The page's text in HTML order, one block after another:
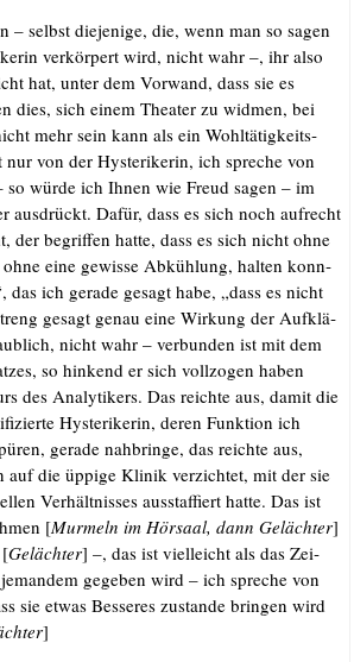
– selbst die­je­ni­ge, die, wenn man so sagen
ver­kör­pert wird, nicht wahr –, ihr also
hat, unter dem Vor­wand, dass sie es
dies, sich einem Thea­ter zu wid­men, bei
mehr sein kann als ein Wohl­tä­tig­keits­
nur von der Hys­te­ri­ke­rin, ich spre­che von
so wür­de ich Ihnen wie Freud sagen – im
aus­drückt. Dafür, dass es sich noch auf­recht
der begrif­fen hat­te, dass es sich nicht ohne
ohne eine gewis­se Abküh­lung, hal­ten konn­
das ich gera­de gesagt habe, „dass es nicht
gesagt genau eine Wir­kung der Auf­klä­
nicht wahr – ver­bun­den ist mit dem
so hin­kend er sich voll­zo­gen haben
des Ana­ly­ti­kers. Das reich­te aus, damit die
Hys­te­ri­ke­rin, deren Funk­ti­on ich
gera­de nah­brin­ge, das reich­te aus,
auf die üppi­ge Kli­nik ver­zich­tet, mit der sie
Ver­hält­nis­ses aus­staf­fiert hat­te. Das ist
[Mur­meln im Hör­saal, dann Geläch­ter]
Geläch­ter] –, das ist viel­leicht als das Zei­
gege­ben wird – ich spre­che von
sie etwas Bes­se­res zustan­de brin­gen wird
]